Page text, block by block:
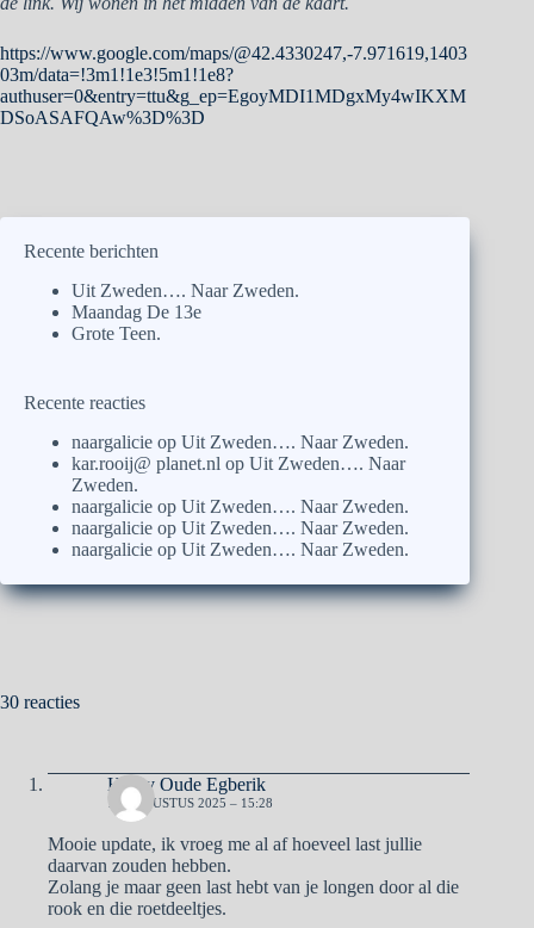
https://www.google.com/maps/@42.4330247,-7.971619,1403
03m/data=!3m1!1e3!5m1!1e8?
authuser=0&entry=ttu&g_ep=EgoyMDI1MDgxMy4wIKXM
DSoASAFQAw%3D%3D
Recente berichten
Uit Zweden…. Naar Zweden.
Maandag De 13e
Grote Teen.
Recente reacties
naargalicie op Uit Zweden…. Naar Zweden.
kar.rooij@ planet.nl op Uit Zweden…. Naar
Zweden.
naargalicie op Uit Zweden…. Naar Zweden.
naargalicie op Uit Zweden…. Naar Zweden.
naargalicie op Uit Zweden…. Naar Zweden.
30 reacties
Henry Oude Egberik
17 AUGUSTUS 2025 – 15:28
Mooie update, ik vroeg me al af hoeveel last jullie
daarvan zouden hebben.
Zolang je maar geen last hebt van je longen door al die
rook en die roetdeeltjes.